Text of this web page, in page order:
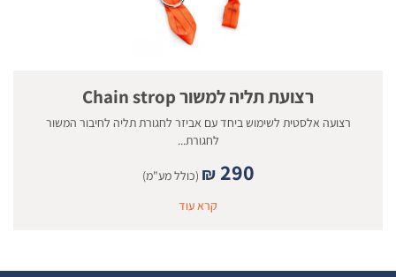
רצועת תליה למשור Chain strop
רצועה אלסטית לשימוש ביחד עם אביזר לחגורת תליה לחיבור המשור
לחגורת...
₪ 290
(כולל מע"מ)
קרא עוד